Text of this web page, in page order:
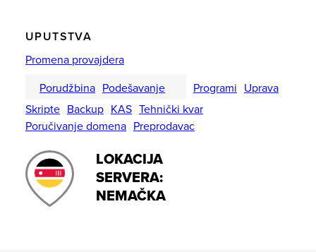
UPUTSTVA
Promena provajdera
Porudžbina Podešavanje Programi Uprava
Skripte Backup KAS Tehnički kvar
Poručivanje domena Preprodavac
LOKACIJA
SERVERA:
NEMAČKA